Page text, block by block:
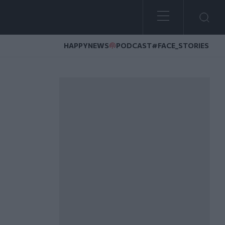
HAPPYNEWS PODCAST#FACE_STORIES
Καννών